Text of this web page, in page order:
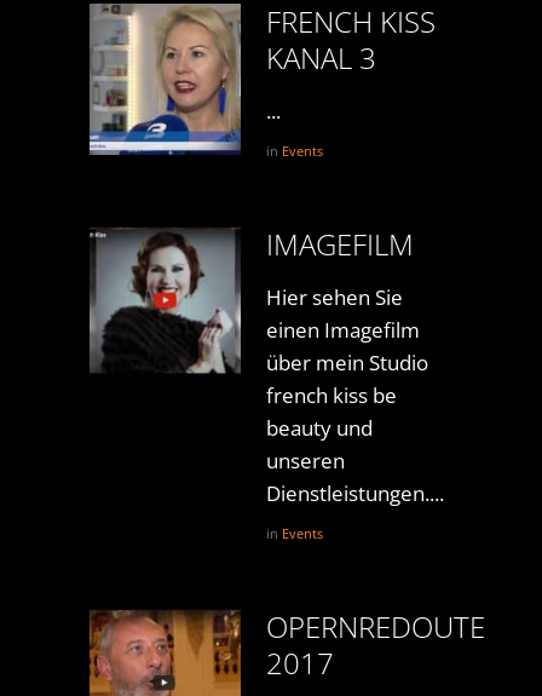
FRENCH KISS
KANAL 3
...
in Events
IMAGEFILM
Hier sehen Sie
einen Imagefilm
über mein Studio
french kiss be
beauty und
unseren
Dienstleistungen....
in Events
OPERNREDOUTE
2017